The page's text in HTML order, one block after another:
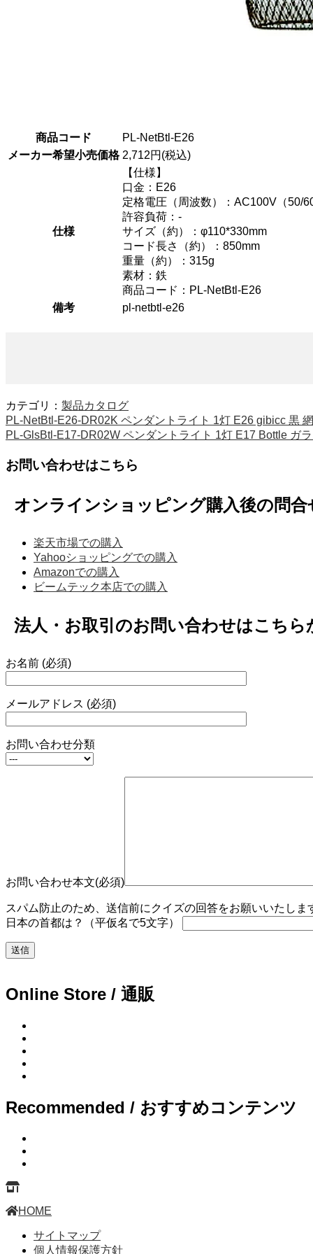
商品コード
PL-NetBtl-E26
メーカー希望小売価格 2,712円(税込)
仕様
【仕様】
口金：E26
定格電圧（周波数）：AC100V（50/
許容負荷：-
サイズ（約）：φ110*330mm
コード長さ（約）：850mm
重量（約）：315g
素材：鉄
商品コード：PL-NetBtl-E26
備考
pl-netbtl-e26
カテゴリ： 製品カタログ
PL-NetBtl-E26-DR02K ペンダントライト 1灯 E26 gibicc 黒
PL-GlsBtl-E17-DR02W ペンダントライト 1灯 E17 Bottle ガ
お問い合わせはこちら
オンラインショッピング購入後の問合
楽天市場での購入
Yahooショッピングでの購入
Amazonでの購入
ビームテック本店での購入
法人・お取引のお問い合わせはこちら
お名前 (必須)
メールアドレス (必須)
お問い合わせ分類
お問い合わせ本文(必須)
スパム防止のため、送信前にクイズの回答をお願いいたしま
日本の首都は？（平仮名で5文字）
Online Store / 通販
Recommended / おすすめコンテンツ
HOME
サイトマップ
個人情報保護方針